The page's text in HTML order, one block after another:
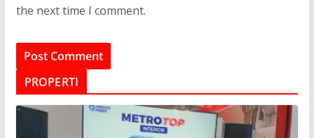
the next time I comment.
PROPERTI